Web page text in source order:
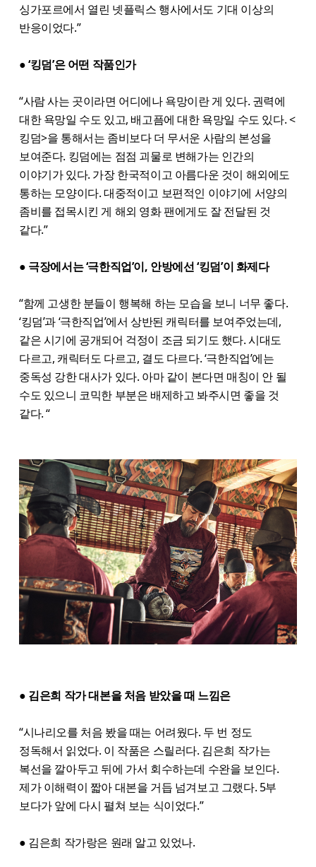
싱가포르에서 열린 넷플릭스 행사에서도 기대 이상의
반응이었다.”
● ‘킹덤’은 어떤 작품인가
“사람 사는 곳이라면 어디에나 욕망이란 게 있다. 권력에
대한 욕망일 수도 있고, 배고픔에 대한 욕망일 수도 있다. <
킹덤>을 통해서는 좀비보다 더 무서운 사람의 본성을
보여준다. 킹덤에는 점점 괴물로 변해가는 인간의
이야기가 있다. 가장 한국적이고 아름다운 것이 해외에도
통하는 모양이다. 대중적이고 보편적인 이야기에 서양의
좀비를 접목시킨 게 해외 영화 팬에게도 잘 전달된 것
같다.”
● 극장에서는 ‘극한직업’이, 안방에선 ‘킹덤’이 화제다
“함께 고생한 분들이 행복해 하는 모습을 보니 너무 좋다.
‘킹덤’과 ‘극한직업’에서 상반된 캐릭터를 보여주었는데,
같은 시기에 공개되어 걱정이 조금 되기도 했다. 시대도
다르고, 캐릭터도 다르고, 결도 다르다. ‘극한직업’에는
중독성 강한 대사가 있다. 아마 같이 본다면 매칭이 안 될
수도 있으니 코믹한 부분은 배제하고 봐주시면 좋을 것
같다. “
● 김은희 작가 대본을 처음 받았을 때 느낌은
“시나리오를 처음 봤을 때는 어려웠다. 두 번 정도
정독해서 읽었다. 이 작품은 스릴러다. 김은희 작가는
복선을 깔아두고 뒤에 가서 회수하는데 수완을 보인다.
제가 이해력이 짧아 대본을 거듭 넘겨보고 그랬다. 5부
보다가 앞에 다시 펼쳐 보는 식이었다.”
● 김은희 작가랑은 원래 알고 있었나.